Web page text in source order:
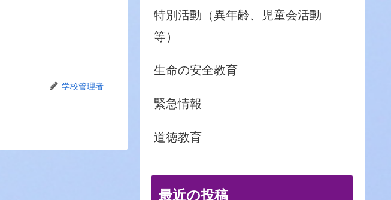
学校管理者
特別活動（異年齢、児童会活動
等）
生命の安全教育
緊急情報
道徳教育
最近の投稿